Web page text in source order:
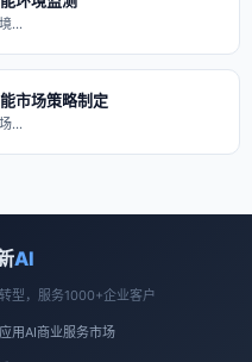
…
市场策略制定
…
AI
型，服务1000+企业客户
用AI商业服务市场